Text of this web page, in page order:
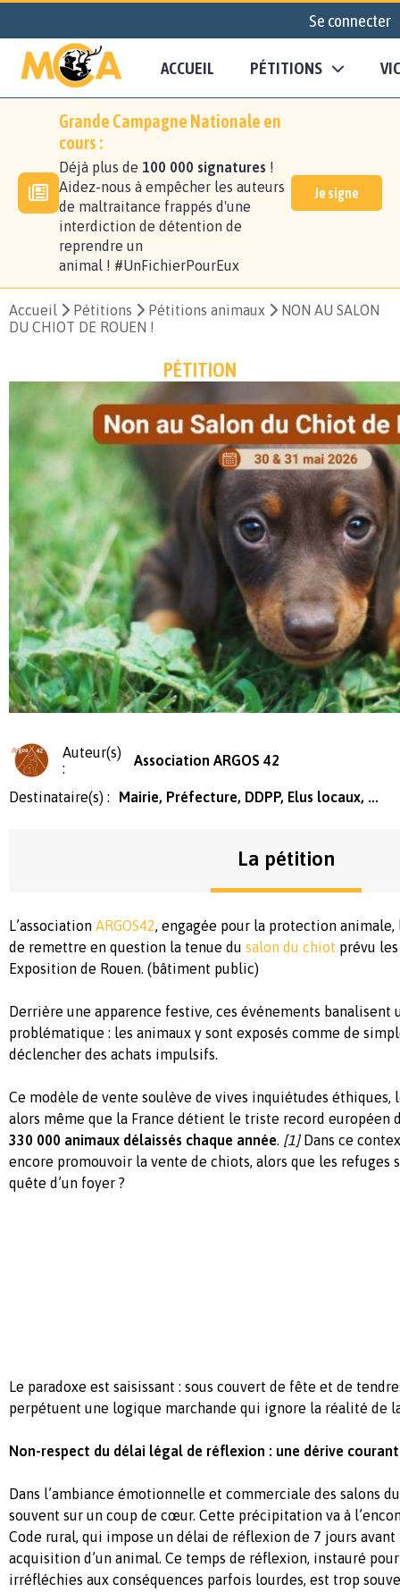
Se connecter
ACCUEIL PÉTITIONS
Grande Campagne Nationale en
cours :
Déjà plus de 100 000 signatures !
Aidez-nous à empêcher les auteurs
de maltraitance frappés d'une
interdiction de détention de
reprendre un
animal ! #UnFichierPourEux
Je signe
Accueil Pétitions Pétitions animaux
NON AU SALON
DU CHIOT DE ROUEN !
PÉTITION
Auteur(s)
:
Association ARGOS 42
Destinataire(s) : Mairie, Préfecture, DDPP, Elus locaux, ...
La pétition
L’association ARGOS42, engagée pour la protection animale,
de remettre en question la tenue du salon du chiot prévu
Exposition de Rouen. (bâtiment public)
Derrière une apparence festive, ces événements banalisent
problématique : les animaux y sont exposés comme de
déclencher des achats impulsifs.
Ce modèle de vente soulève de vives inquiétudes éthiques,
alors même que la France détient le triste record européen
330 000 animaux délaissés chaque année. [1] Dans ce
encore promouvoir la vente de chiots, alors que les refuges
quête d’un foyer ?
Le paradoxe est saisissant : sous couvert de fête et de
perpétuent une logique marchande qui ignore la réalité de
Non-respect du délai légal de réflexion : une dérive
Dans l’ambiance émotionnelle et commerciale des salons
souvent sur un coup de cœur. Cette précipitation va à
Code rural, qui impose un délai de réflexion de 7 jours
acquisition d’un animal. Ce temps de réflexion, instauré
irréfléchies aux conséquences parfois lourdes, est trop